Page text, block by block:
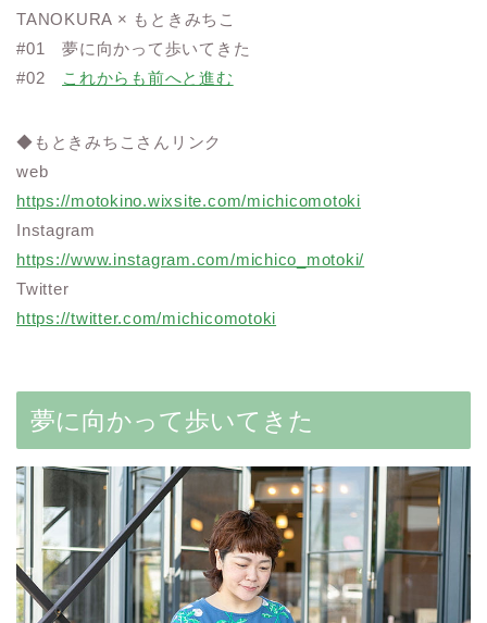
TANOKURA × もときみちこ
#01 夢に向かって歩いてきた
#02
これからも前へと進む
◆もときみちこさんリンク
web
https://motokino.wixsite.com/michicomotoki
Instagram
https://www.instagram.com/michico_motoki/
Twitter
https://twitter.com/michicomotoki
夢に向かって歩いてきた